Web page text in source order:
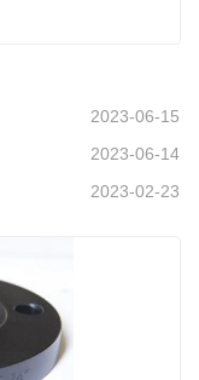
2023-06-15
2023-06-14
2023-02-23